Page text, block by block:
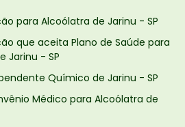
para Alcoólatra de Jarinu - SP
que aceita Plano de Saúde para
Jarinu - SP
Químico de Jarinu - SP
Médico para Alcoólatra de